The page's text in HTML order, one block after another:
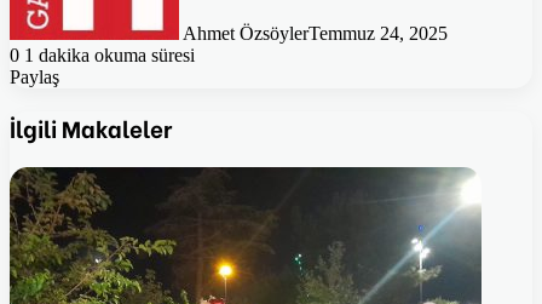
Ahmet ÖzsöylerTemmuz 24, 2025
0 1 dakika okuma süresi
Paylaş
Posta
ile
paylaş
İlgili Makaleler